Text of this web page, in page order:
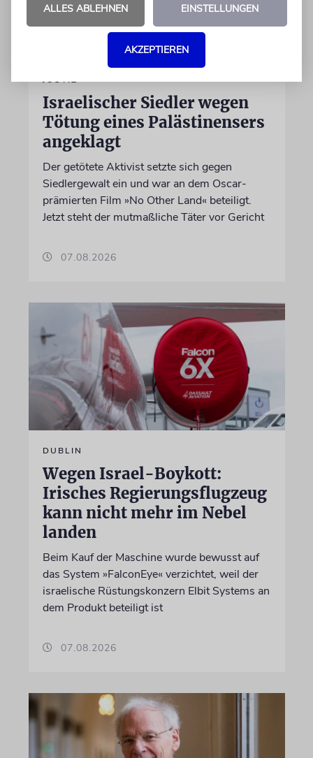
JUSTIZ
Israelischer Siedler wegen
Tötung eines Palästinensers
angeklagt
Der getötete Aktivist setzte sich gegen
Siedlergewalt ein und war an dem Oscar-
prämierten Film »No Other Land« beteiligt.
Jetzt steht der mutmaßliche Täter vor Gericht
07.08.2026
DUBLIN
Wegen Israel-Boykott:
Irisches Regierungsflugzeug
kann nicht mehr im Nebel
landen
Beim Kauf der Maschine wurde bewusst auf
das System »FalconEye« verzichtet, weil der
israelische Rüstungskonzern Elbit Systems an
dem Produkt beteiligt ist
07.08.2026
ALLES ABLEHNEN EINSTELLUNGEN
AKZEPTIEREN